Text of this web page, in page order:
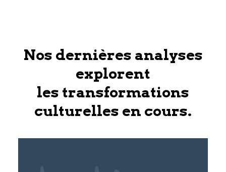
Nos dernières analyses
explorent
les transformations
culturelles en cours.